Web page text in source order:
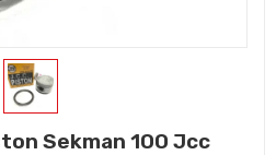
Sekman 100 Jcc